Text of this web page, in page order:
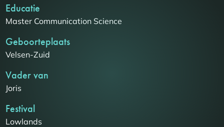
Educatie
Master Communication Science
Geboorteplaats
Velsen-Zuid
Vader van
Joris
Festival
Lowlands